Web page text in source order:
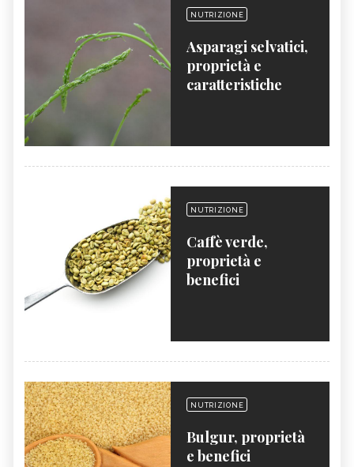
NUTRIZIONE
Asparagi selvatici,
proprietà e
caratteristiche
NUTRIZIONE
Caffè verde,
proprietà e
benefici
NUTRIZIONE
Bulgur, proprietà
e benefici